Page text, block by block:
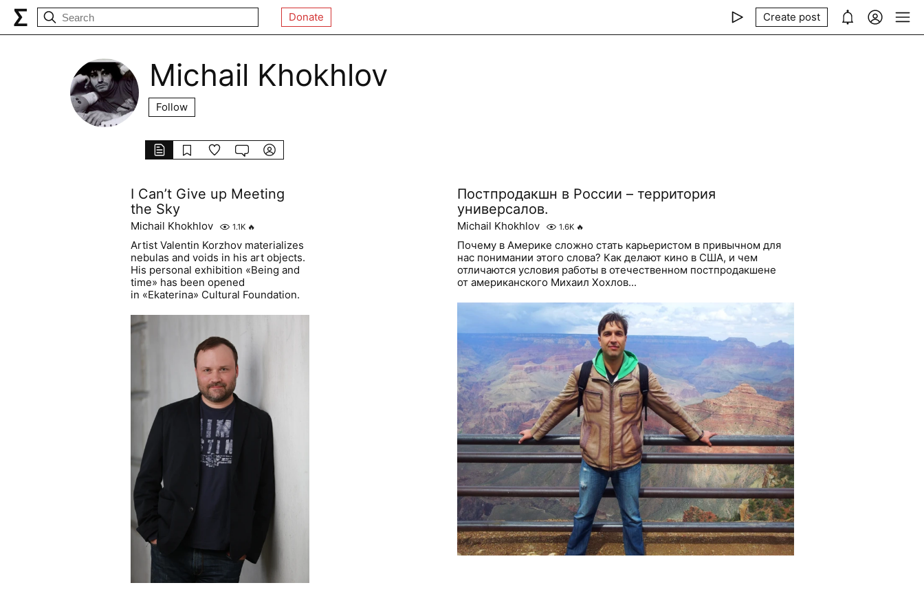
Donate Create post
Michail Khokhlov
Follow
I Can’t Give up Meeting
the Sky
Michail Khokhlov 1.1K 🔥
Artist Valentin Korzhov materializes
nebulas and voids in his art objects.
His personal exhibition «Being and
time» has been opened
in «Ekaterina» Сultural Foundation.
Постпродакшн в России – территория
универсалов.
Michail Khokhlov 1.6K 🔥
Почему в Америке сложно стать карьеристом в привычном для
нас понимании этого слова? Как делают кино в США, и чем
отличаются условия работы в отечественном постпродакшене
от американского Михаил Хохлов...